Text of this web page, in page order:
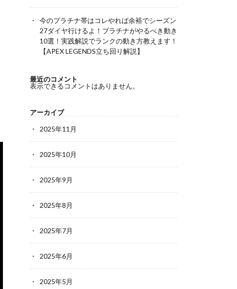
今のプラチナ帯はコレやれば余裕でシーズン
27ダイヤ行けるよ！プラチナがやるべき動き
10選！実践解説でランクの動き方教えます！
【APEX LEGENDS立ち回り解説】
最近のコメント
表示できるコメントはありません。
アーカイブ
2025年11月
2025年10月
2025年9月
2025年8月
2025年7月
2025年6月
2025年5月